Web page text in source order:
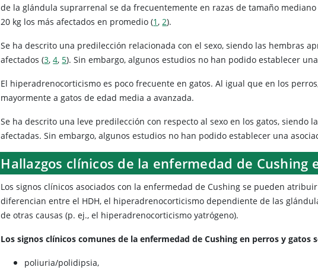
de la glándula suprarrenal se da frecuentemente en razas de tamaño
20 kg los más afectados en promedio (1,2).
Se ha descrito una predilección relacionada con el sexo, siendo las hembras
afectados (3,4, 5). Sin embargo, algunos estudios no han podido establecer
El hiperadrenocorticismo es poco frecuente en gatos. Al igual que en los
mayormente a gatos de edad media a avanzada.
Se ha descrito una leve predilección con respecto al sexo en los gatos, siendo
afectadas. Sin embargo, algunos estudios no han podido establecer una
Hallazgos clínicos de la enfermedad de Cushing
Los signos clínicos asociados con la enfermedad de Cushing se pueden
diferencian entre el HDH, el hiperadrenocorticismo dependiente de las
de otras causas (p. ej., el hiperadrenocorticismo yatrógeno).
Los signos clínicos comunes de la enfermedad de Cushing en perros y gatos
poliuria/polidipsia,